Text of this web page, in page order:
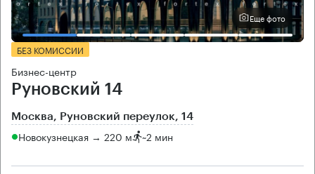
Еще фото
БЕЗ КОМИССИИ
Бизнес-центр
Руновский 14
Москва, Руновский переулок, 14
Новокузнецкая → 220 м ~2 мин